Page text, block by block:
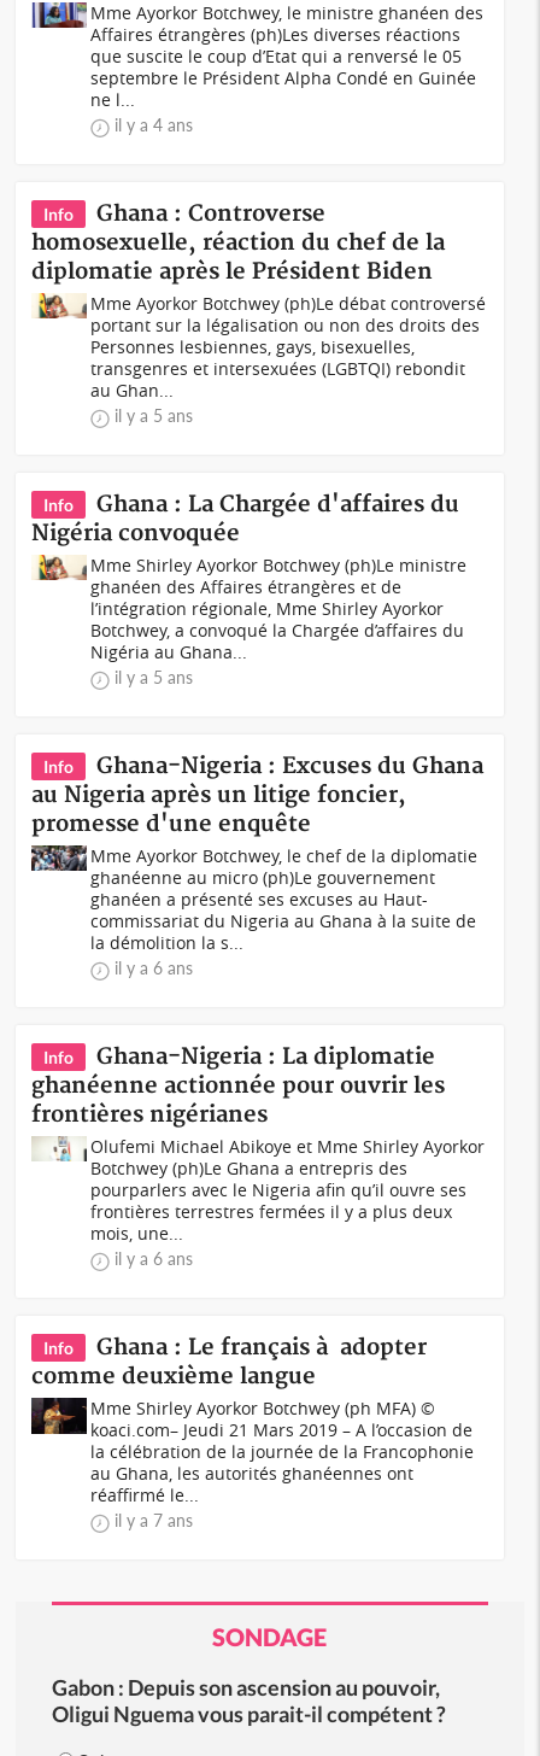
Mme Ayorkor Botchwey, le ministre ghanéen des
Affaires étrangères (ph)Les diverses réactions
que suscite le coup d’Etat qui a renversé le 05
septembre le Président Alpha Condé en Guinée
ne l...
il y a 4 ans
Info
Ghana : Controverse
homosexuelle, réaction du chef de la
diplomatie après le Président Biden
Mme Ayorkor Botchwey (ph)Le débat controversé
portant sur la légalisation ou non des droits des
Personnes lesbiennes, gays, bisexuelles,
transgenres et intersexuées (LGBTQI) rebondit
au Ghan...
il y a 5 ans
Info
Ghana : La Chargée d'affaires du
Nigéria convoquée
Mme Shirley Ayorkor Botchwey (ph)Le ministre
ghanéen des Affaires étrangères et de
l’intégration régionale, Mme Shirley Ayorkor
Botchwey, a convoqué la Chargée d’affaires du
Nigéria au Ghana...
il y a 5 ans
Info
Ghana-Nigeria : Excuses du Ghana
au Nigeria après un litige foncier,
promesse d'une enquête
Mme Ayorkor Botchwey, le chef de la diplomatie
ghanéenne au micro (ph)Le gouvernement
ghanéen a présenté ses excuses au Haut-
commissariat du Nigeria au Ghana à la suite de
la démolition la s...
il y a 6 ans
Info
Ghana-Nigeria : La diplomatie
ghanéenne actionnée pour ouvrir les
frontières nigérianes
Olufemi Michael Abikoye et Mme Shirley Ayorkor
Botchwey (ph)Le Ghana a entrepris des
pourparlers avec le Nigeria afin qu’il ouvre ses
frontières terrestres fermées il y a plus deux
mois, une...
il y a 6 ans
Info
Ghana : Le français à adopter
comme deuxième langue
Mme Shirley Ayorkor Botchwey (ph MFA) ©
koaci.com– Jeudi 21 Mars 2019 – A l’occasion de
la célébration de la journée de la Francophonie
au Ghana, les autorités ghanéennes ont
réaffirmé le...
il y a 7 ans
SONDAGE
Gabon : Depuis son ascension au pouvoir,
Oligui Nguema vous parait-il compétent ?